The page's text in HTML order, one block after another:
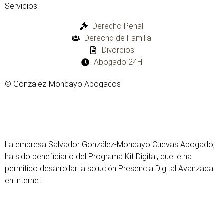
Servicios
Derecho Penal
Derecho de Familia
Divorcios
Abogado 24H
© Gonzalez-Moncayo Abogados
La empresa Salvador González-Moncayo Cuevas Abogado,
ha sido beneficiario del Programa Kit Digital, que le ha
permitido desarrollar la solución Presencia Digital Avanzada
en internet.